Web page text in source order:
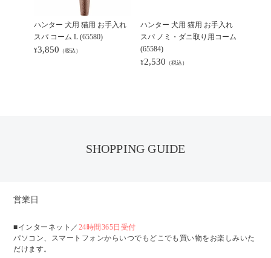
ハンター 犬用 猫用 お手入れ
スパ コーム L (65580)
¥3,850 （税込）
ハンター 犬用 猫用 お手入れ
スパ ノミ・ダニ取り用コーム
(65584)
¥2,530 （税込）
SHOPPING GUIDE
営業日
■インターネット／ 24時間365日受付
パソコン、スマートフォンからいつでもどこでも買い物をお楽しみいた
だけます。